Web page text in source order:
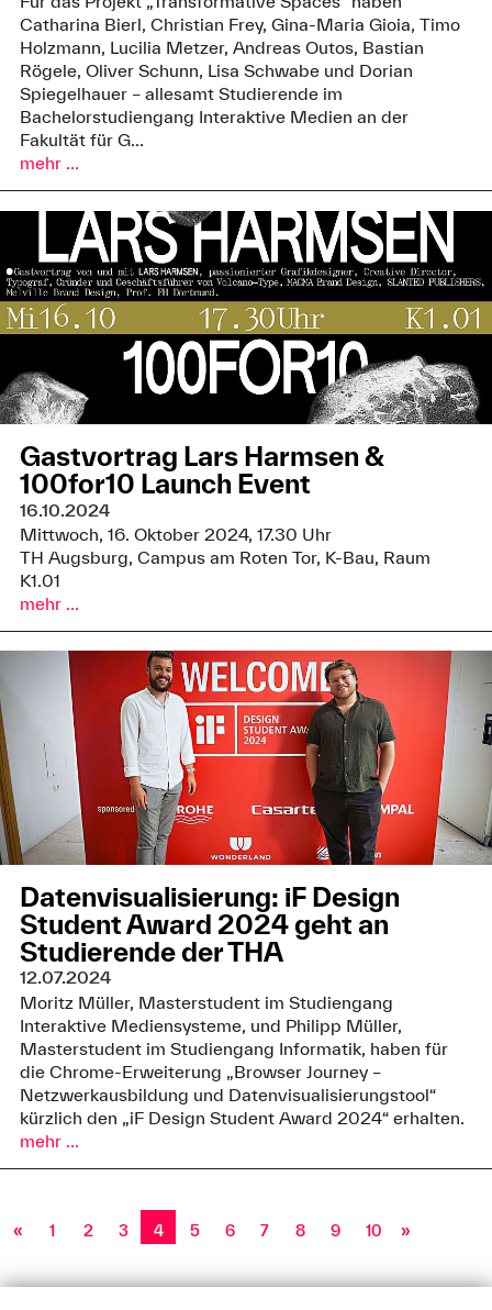
Catharina Bierl, Christian Frey, Gina-Maria Gioia, Timo
Holzmann, Lucilia Metzer, Andreas Outos, Bastian
Rögele, Oliver Schunn, Lisa Schwabe und Dorian
Spiegelhauer – allesamt Studierende im
Bachelorstudiengang Interaktive Medien an der
Fakultät für G...
mehr ...
Gastvortrag Lars Harmsen &
100for10 Launch Event
16.10.2024
Mittwoch, 16. Oktober 2024, 17.30 Uhr
TH Augsburg, Campus am Roten Tor, K-Bau, Raum
K1.01
mehr ...
Datenvisualisierung: iF Design
Student Award 2024 geht an
Studierende der THA
12.07.2024
Moritz Müller, Masterstudent im Studiengang
Interaktive Mediensysteme, und Philipp Müller,
Masterstudent im Studiengang Informatik, haben für
die Chrome-Erweiterung „Browser Journey –
Netzwerkausbildung und Datenvisualisierungstool“
kürzlich den „iF Design Student Award 2024“ erhalten.
mehr ...
« 1 2 3 4 5 6 7 8 9 10 »